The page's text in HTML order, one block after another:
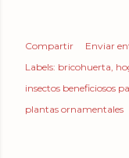
Compartir
Enviar
Labels: bricohuerta
insectos beneficiosos
plantas ornamentales